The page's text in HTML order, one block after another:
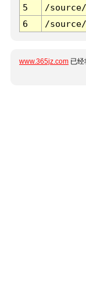
5
/
6
/
www.365jz.com 已